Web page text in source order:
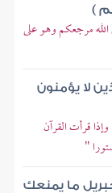
)
الله مرجعكم وهو على
لا يؤمنون
قرأت القرآن
"
ما يمنعك